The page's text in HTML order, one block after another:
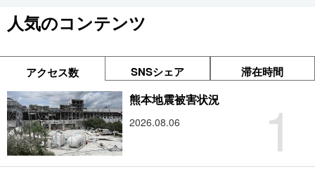
人気のコンテンツ
アクセス数 SNSシェア 滞在時間
1
熊本地震被害状況
2026.08.06